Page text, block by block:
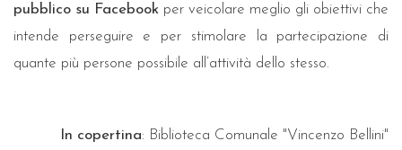
pubblico su Facebook per veicolare meglio gli obiettivi che
intende perseguire e per stimolare la partecipazione di
quante più persone possibile all’attività dello stesso.
In copertina: Biblioteca Comunale "Vincenzo Bellini"